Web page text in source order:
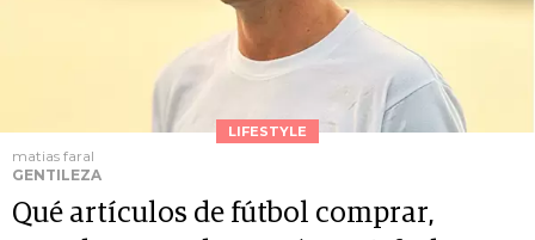
LIFESTYLE
matias faral
GENTILEZA
Qué artículos de fútbol comprar,